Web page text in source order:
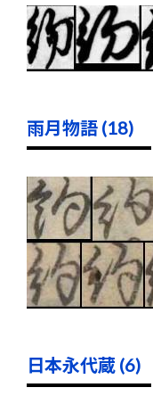
雨月物語 (18)
日本永代蔵 (6)